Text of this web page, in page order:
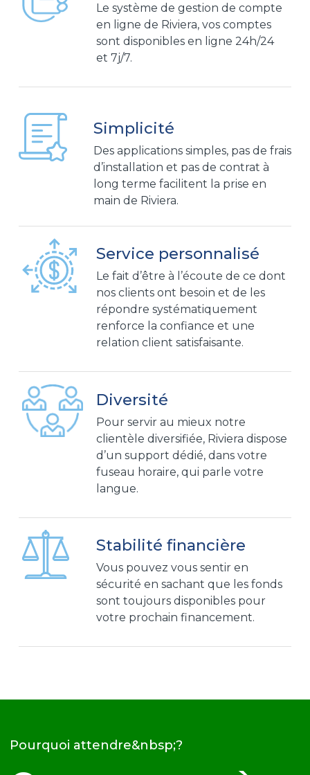
Le système de gestion de compte
en ligne de Riviera, vos comptes
sont disponibles en ligne 24h/24
et 7j/7.
Simplicité
Des applications simples, pas de frais
d’installation et pas de contrat à
long terme facilitent la prise en
main de Riviera.
Service personnalisé
Le fait d’être à l’écoute de ce dont
nos clients ont besoin et de les
répondre systématiquement
renforce la confiance et une
relation client satisfaisante.
Diversité
Pour servir au mieux notre
clientèle diversifiée, Riviera dispose
d’un support dédié, dans votre
fuseau horaire, qui parle votre
langue.
Stabilité financière
Vous pouvez vous sentir en
sécurité en sachant que les fonds
sont toujours disponibles pour
votre prochain financement.
Pourquoi attendre&nbsp;?